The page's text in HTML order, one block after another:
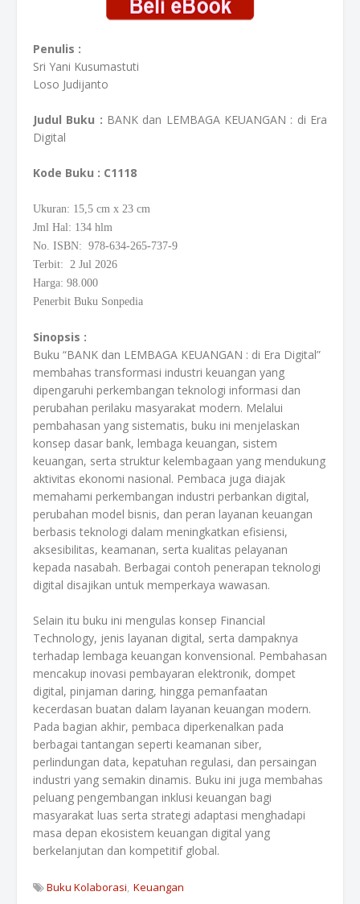
Penulis :
Sri Yani Kusumastuti
Loso Judijanto
Judul Buku : BANK dan LEMBAGA KEUANGAN : di Era
Digital
Kode Buku : C1118
Ukuran: 15,5 cm x 23 cm
Jml Hal: 134 hlm
No. ISBN: 978-634-265-737-9
Terbit: 2 Jul 2026
Harga: 98.000
Penerbit Buku Sonpedia
Sinopsis :
Buku “BANK dan LEMBAGA KEUANGAN : di Era Digital”
membahas transformasi industri keuangan yang
dipengaruhi perkembangan teknologi informasi dan
perubahan perilaku masyarakat modern. Melalui
pembahasan yang sistematis, buku ini menjelaskan
konsep dasar bank, lembaga keuangan, sistem
keuangan, serta struktur kelembagaan yang mendukung
aktivitas ekonomi nasional. Pembaca juga diajak
memahami perkembangan industri perbankan digital,
perubahan model bisnis, dan peran layanan keuangan
berbasis teknologi dalam meningkatkan efisiensi,
aksesibilitas, keamanan, serta kualitas pelayanan
kepada nasabah. Berbagai contoh penerapan teknologi
digital disajikan untuk memperkaya wawasan.
Selain itu buku ini mengulas konsep Financial
Technology, jenis layanan digital, serta dampaknya
terhadap lembaga keuangan konvensional. Pembahasan
mencakup inovasi pembayaran elektronik, dompet
digital, pinjaman daring, hingga pemanfaatan
kecerdasan buatan dalam layanan keuangan modern.
Pada bagian akhir, pembaca diperkenalkan pada
berbagai tantangan seperti keamanan siber,
perlindungan data, kepatuhan regulasi, dan persaingan
industri yang semakin dinamis. Buku ini juga membahas
peluang pengembangan inklusi keuangan bagi
masyarakat luas serta strategi adaptasi menghadapi
masa depan ekosistem keuangan digital yang
berkelanjutan dan kompetitif global.
Buku Kolaborasi Keuangan